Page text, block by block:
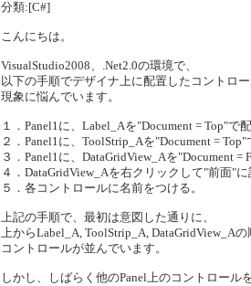
分類:[C#]
こんにちは。
VisualStudio2008、.Net2.0の環境で、
以下の手順でデザイナ上に配置したコントロ
現象に悩んでいます。
１．Panel1に、Label_Aを"Document = Top"で配
２．Panel1に、ToolStrip_Aを"Document = Top"
３．Panel1に、DataGridView_Aを"Document =
４．DataGridView_Aを右クリックして"前面"に
５．各コントロールに名前をつける。
上記の手順で、最初は意図した通りに、
上からLabel_A, ToolStrip_A, DataGridView_Aの
コントロールが並んでいます。
しかし、しばらく他のPanel上のコントロール